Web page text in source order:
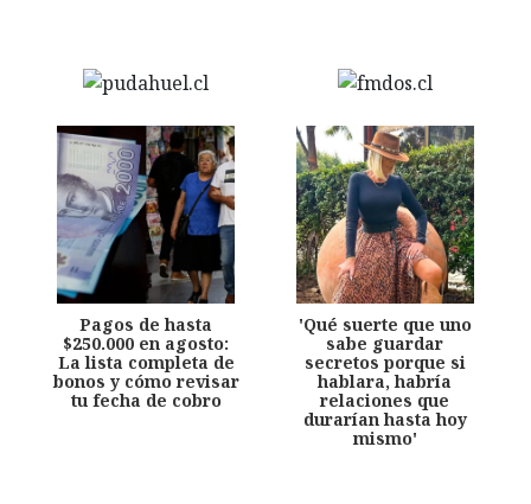
Pagos de hasta
$250.000 en agosto:
La lista completa de
bonos y cómo revisar
tu fecha de cobro
'Qué suerte que uno
sabe guardar
secretos porque si
hablara, habría
relaciones que
durarían hasta hoy
mismo'